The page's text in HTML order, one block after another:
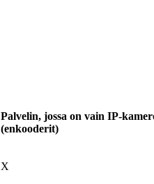
Palvelin, jossa on vain IP-
(enkooderit)
X